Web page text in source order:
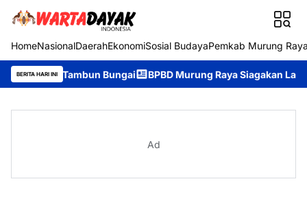
HomeNasionalDaerahEkonomiSosial BudayaPemkab Murung
BERITA HARI INI
Tambun Bungai BPBD Murung Raya Siagakan Layanan
Ad